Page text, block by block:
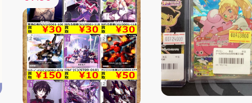
事やご友人との集まり、夏休み
のお出かけにもぴったり！ 屋台
グルメとBBQを一緒に楽しめる
「お祭りBBQビアガーデン」
で、夏の思い出を作りません
か？ 皆さまのご来店をスタッフ
一同、心よりお待ちしておりま
す お祭りBBQビアガーデン ア
ティ郡山屋台村
━━━━━━━━━━━━━━
加お待ちしております！